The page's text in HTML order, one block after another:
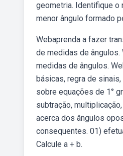
geometria. Identifique o
menor ângulo formado
Webaprenda a fazer
de medidas de
medidas de ângulos.
básicas, regra de
sobre equações de 1°
subtração,
acerca dos ângulos
consequentes. 01)
Calcule a + b.